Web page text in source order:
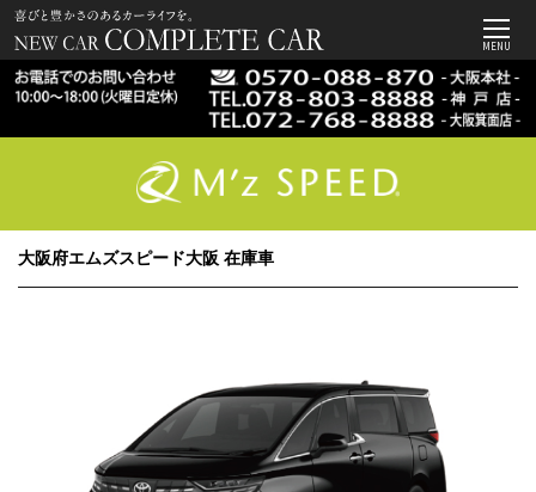
MENU
大阪府エムズスピード大阪 在庫車